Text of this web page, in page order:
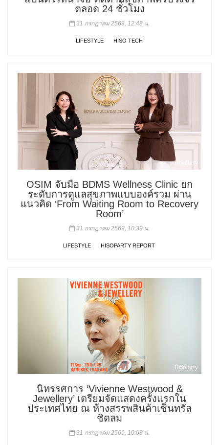
ตลอด 24 ชั่วโมง
31 กรกฎาคม 2569, 12:48 น.
LIFESTYLE HISO TECH
OSIM จับมือ BDMS Wellness Clinic ยก
ระดับการดูแลสุขภาพแบบองค์รวม ผ่าน
แนวคิด ‘From Waiting Room to Recovery
Room’
31 กรกฎาคม 2569, 10:39 น.
LIFESTYLE HISOPARTY REPORT
นิทรรศการ ‘Vivienne Westwood &
Jewellery’ เตรียมจัดแสดงครั้งแรกใน
ประเทศไทย ณ ห้างสรรพสินค้าเซ็นทรัล
ชิดลม
31 กรกฎาคม 2569, 10:08 น.